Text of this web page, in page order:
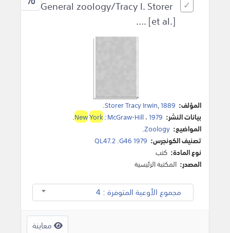
General zoology/Tracy I. Storer
... [et al.].
المؤلف: Storer Tracy Irwin,1889
.
بيانات النشر:
NewYork:McGraw-Hill،1979
.
المواضيع: Zoology
.
تصنيف الكونجرس: QL47.2 .G46 1979
نوع المادة: كتب
المصدر: المكتبة الرئيسية
مجموع الأوعية المتوفرة : 4
معاينة